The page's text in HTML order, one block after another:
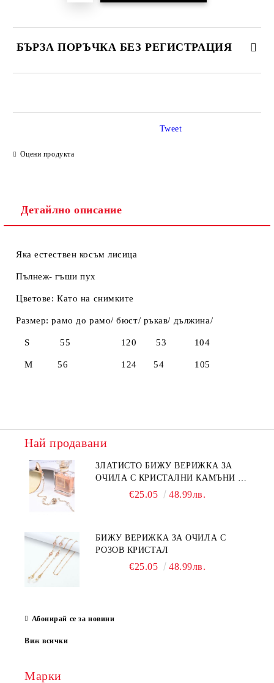
БЪРЗА ПОРЪЧКА БЕЗ РЕГИСТРАЦИЯ
Оцени продукта
Tweet
Детайлно описание
Яка естествен косъм лисица
Пълнеж- гъши пух
Цветове: Като на снимките
Размер: рамо до рамо/ бюст/ ръкав/ дължина/
S 55 120 53 104
M 56 124 54 105
Най продавани
ЗЛАТИСТО БИЖУ ВЕРИЖКА ЗА
ОЧИЛА С КРИСТАЛНИ КАМЪНИ И
€25.05 48.99лв.
БИЖУ ВЕРИЖКА ЗА ОЧИЛА С
РОЗОВ КРИСТАЛ
€25.05 48.99лв.
Абонирай се за новини
Виж всички
Марки